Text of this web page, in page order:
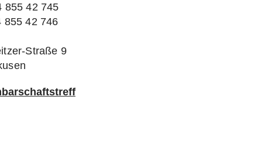
855 42 745
855 42 746
Straße 9